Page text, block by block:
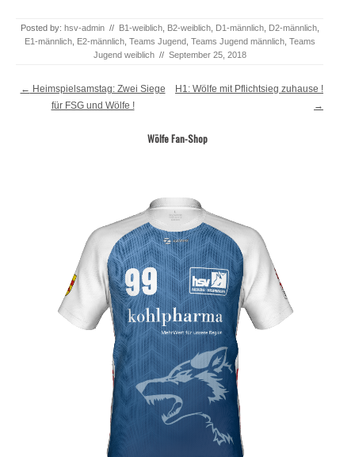
Posted by: hsv-admin // B1-weiblich, B2-weiblich, D1-männlich, D2-männlich,
E1-männlich, E2-männlich, Teams Jugend Teams Jugend männlich, Teams
Jugend weiblich // September 25, 2018
Post navigation
← Heimspielsamstag: Zwei Siege
für FSG und Wölfe !
H1: Wölfe mit Pflichtsieg zuhause !
→
Wölfe Fan-Shop